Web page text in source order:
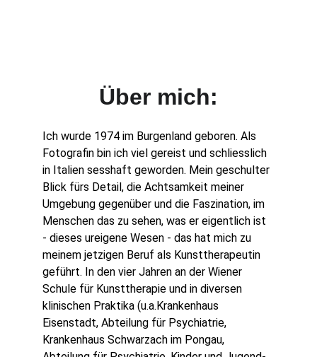
Über mich:
Ich wurde 1974 im Burgenland geboren. Als
Fotografin bin ich viel gereist und schliesslich
in Italien sesshaft geworden. Mein geschulter
Blick fürs Detail, die Achtsamkeit meiner
Umgebung gegenüber und die Faszination, im
Menschen das zu sehen, was er eigentlich ist
- dieses ureigene Wesen - das hat mich zu
meinem jetzigen Beruf als Kunsttherapeutin
geführt. In den vier Jahren an der Wiener
Schule für Kunsttherapie und in diversen
klinischen Praktika (u.a.Krankenhaus
Eisenstadt, Abteilung für Psychiatrie,
Krankenhaus Schwarzach im Pongau,